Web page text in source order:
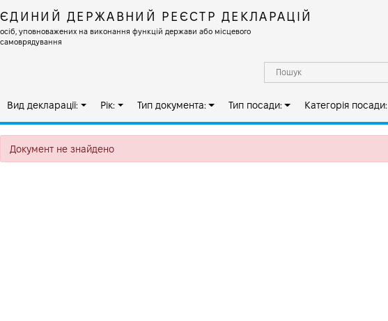
ЄДИНИЙ ДЕРЖАВНИЙ РЕЄСТР ДЕКЛАРАЦІЙ
осіб, уповноважених на виконання функцій держави або місцевого
самоврядування
Вид декларації: Рік: Тип документа: Тип посади: Категорія посади:
Документ не знайдено